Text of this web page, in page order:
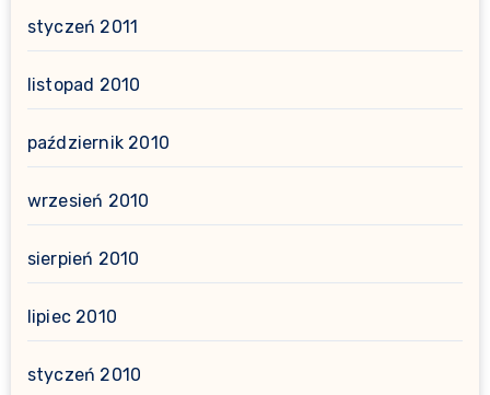
styczeń 2011
listopad 2010
październik 2010
wrzesień 2010
sierpień 2010
lipiec 2010
styczeń 2010